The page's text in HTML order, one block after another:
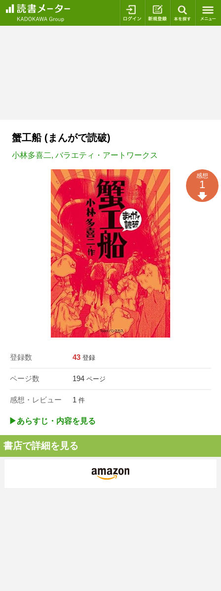
ログイン 新規登録
蟹工船 (まんがで読破)
小林多喜二, バラエティ・アートワークス
登録数 43 登録
ページ数 194 ページ
感想・レビュー 1 件
感想
1
▶︎あらすじ・内容を見る
書店で詳細を見る